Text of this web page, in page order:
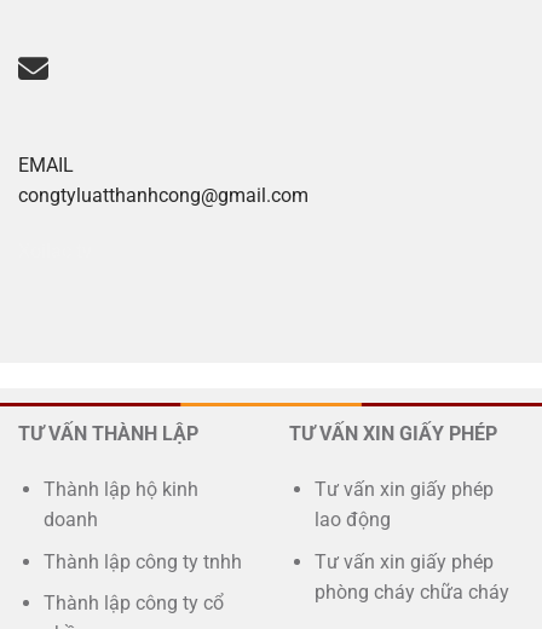
EMAIL
congtyluatthanhcong@gmail.com
TƯ VẤN THÀNH LẬP
Thành lập hộ kinh
doanh
Thành lập công ty tnhh
Thành lập công ty cổ
TƯ VẤN XIN GIẤY PHÉP
Tư vấn xin giấy phép
lao động
Tư vấn xin giấy phép
phòng cháy chữa cháy